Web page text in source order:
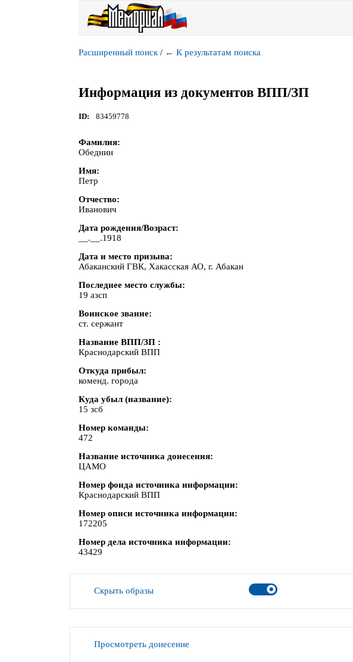
Расширенный поиск / ← К результатам поиска
Информация из документов ВПП/ЗП
ID 83459778
Фамилия
Обеднин
Имя
Петр
Отчество
Иванович
Дата рождения/Возраст
__.__.1918
Дата и место призыва
Абаканский ГВК, Хакасская АО, г. Абакан
Последнее место службы
19 азсп
Воинское звание
ст. сержант
Название ВПП/ЗП
Краснодарский ВПП
Откуда прибыл
коменд. города
Куда убыл (название)
15 зсб
Номер команды
472
Название источника донесения
ЦАМО
Номер фонда источника информации
Краснодарский ВПП
Номер описи источника информации
172205
Номер дела источника информации
43429
Скрыть образы
Просмотреть донесение